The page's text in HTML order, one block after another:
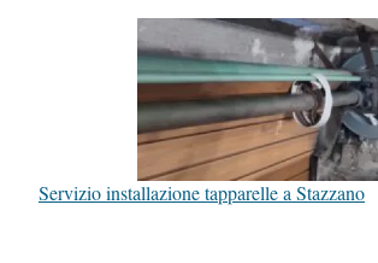
Servizio installazione tapparelle a Stazzano